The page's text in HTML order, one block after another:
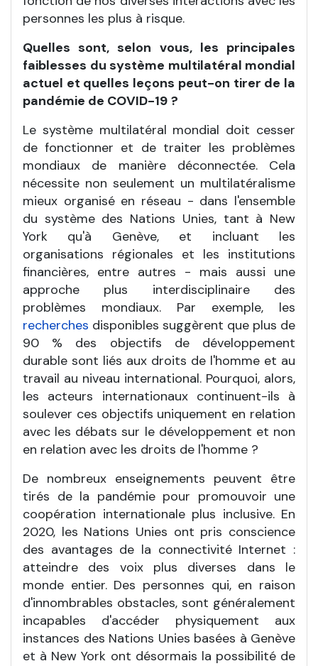
personnes les plus à risque.
Quelles sont, selon vous, les principales
faiblesses du système multilatéral mondial
actuel et quelles leçons peut-on tirer de la
pandémie de COVID-19 ?
Le système multilatéral mondial doit cesser
de fonctionner et de traiter les problèmes
mondiaux de manière déconnectée. Cela
nécessite non seulement un multilatéralisme
mieux organisé en réseau - dans l'ensemble
du système des Nations Unies, tant à New
York qu'à Genève, et incluant les
organisations régionales et les institutions
financières, entre autres - mais aussi une
approche plus interdisciplinaire des
problèmes mondiaux. Par exemple, les
recherches disponibles suggèrent que plus de
90 % des objectifs de développement
durable sont liés aux droits de l'homme et au
travail au niveau international. Pourquoi, alors,
les acteurs internationaux continuent-ils à
soulever ces objectifs uniquement en relation
avec les débats sur le développement et non
en relation avec les droits de l'homme ?
De nombreux enseignements peuvent être
tirés de la pandémie pour promouvoir une
coopération internationale plus inclusive. En
2020, les Nations Unies ont pris conscience
des avantages de la connectivité Internet :
atteindre des voix plus diverses dans le
monde entier. Des personnes qui, en raison
d'innombrables obstacles, sont généralement
incapables d'accéder physiquement aux
instances des Nations Unies basées à Genève
et à New York ont désormais la possibilité de